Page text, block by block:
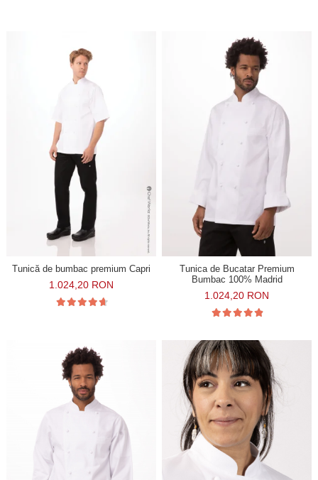
Tunică de bumbac premium Capri
1.024,20 RON
Tunica de Bucatar Premium
Bumbac 100% Madrid
1.024,20 RON